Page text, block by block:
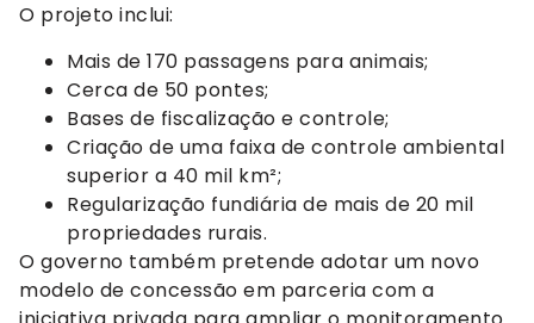
O projeto inclui:
Mais de 170 passagens para animais;
Cerca de 50 pontes;
Bases de fiscalização e controle;
Criação de uma faixa de controle ambiental
superior a 40 mil km²;
Regularização fundiária de mais de 20 mil
propriedades rurais.
O governo também pretende adotar um novo
modelo de concessão em parceria com a